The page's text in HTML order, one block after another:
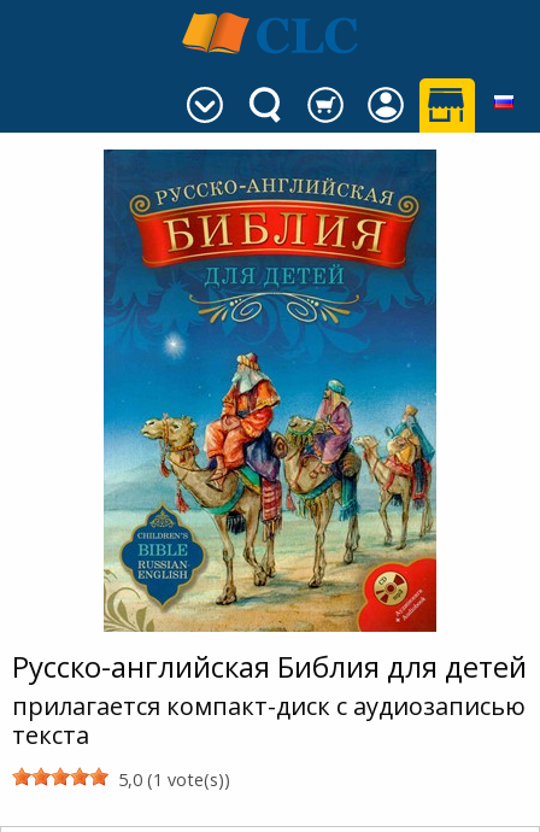
Русско-английская Библия для детей
прилагается компакт-диск с аудиозаписью
текста
5,0 (1 vote(s))